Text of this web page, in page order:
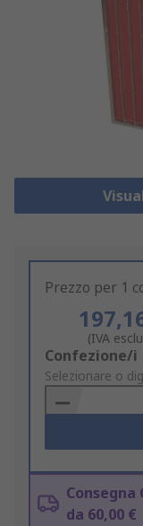
Prezzo per 1
(IVA
Add
to
Basket
Confezione/i
Selezionare o
da 60,00 €